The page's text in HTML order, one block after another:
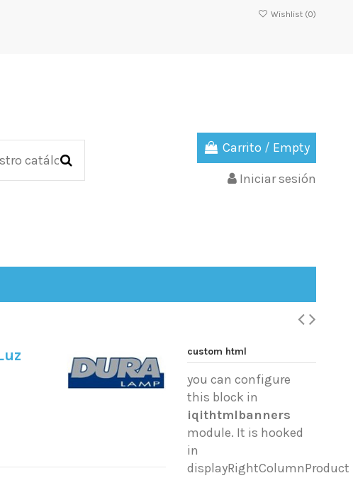
Wishlist (0)
Carrito / Empty
Iniciar sesión
custom html
you can configure
this block in
iqithtmlbanners
module. It is hooked
in
displayRightColumnProduct